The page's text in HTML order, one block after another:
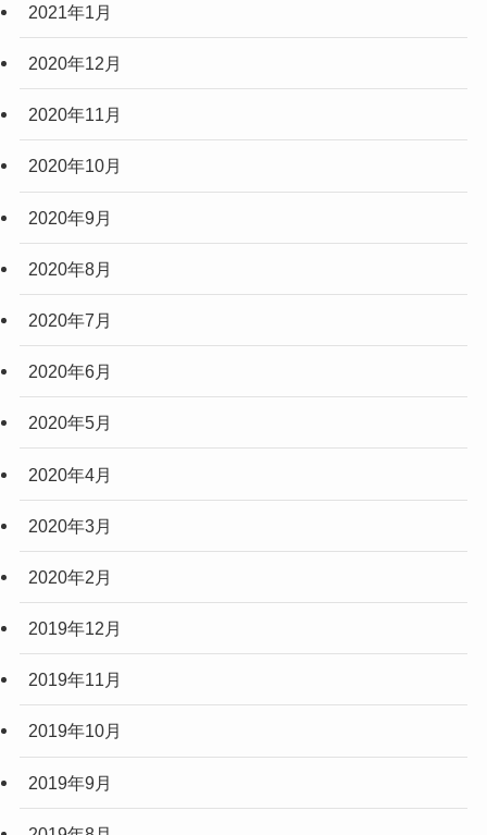
2021年1月
2020年12月
2020年11月
2020年10月
2020年9月
2020年8月
2020年7月
2020年6月
2020年5月
2020年4月
2020年3月
2020年2月
2019年12月
2019年11月
2019年10月
2019年9月